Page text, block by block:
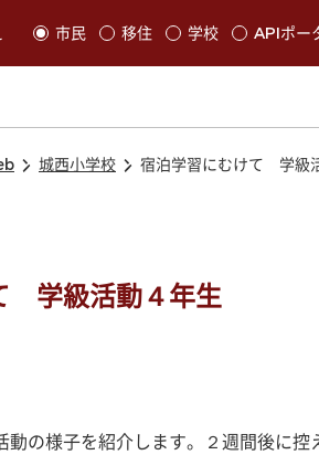
の切替が発生します
市民 移住 学校 APIポー
城西小学校 宿泊学習にむけて 学級
学級活動４年生
の様子を紹介します。２週間後に控